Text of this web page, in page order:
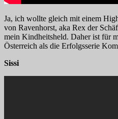
Ja, ich wollte gleich mit einem
von Ravenhorst, aka Rex der
mein Kindheitsheld. Daher ist für
Österreich als die Erfolgsserie
Sissi